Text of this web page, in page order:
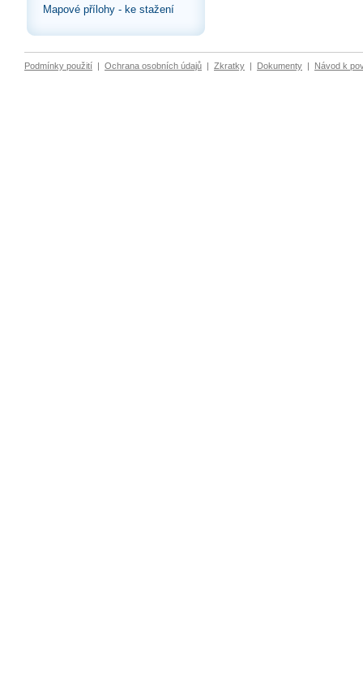
Mapové přílohy - ke stažení
Podmínky použití | Ochrana osobních údajů | Zkratky | Dokumenty | Návod k